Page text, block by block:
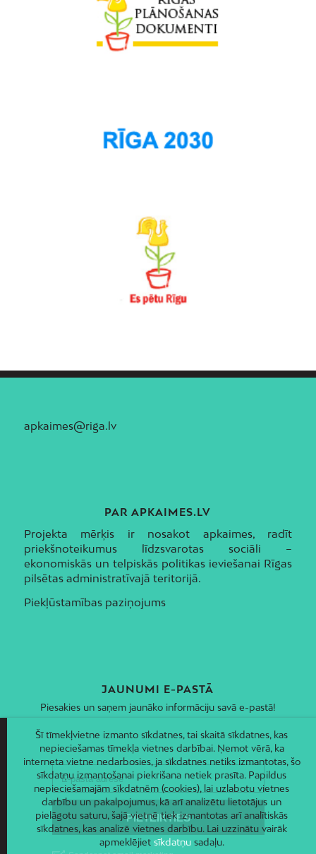
apkaimes@riga.lv
PAR APKAIMES.LV
Projekta mērķis ir nosakot apkaimes, radīt
priekšnoteikumus līdzsvarotas sociāli –
ekonomiskās un telpiskās politikas ieviešanai Rīgas
pilsētas administratīvajā teritorijā.
Piekļūstamības paziņojums
JAUNUMI E-PASTĀ
Piesakies un saņem jaunāko informāciju savā e-pastā!
Šī tīmekļvietne izmanto sīkdatnes, tai skaitā sīkdatnes, kas
nepieciešamas tīmekļa vietnes darbībai. Ņemot vērā, ka
interneta vietne nedarbosies, ja sīkdatnes netiks izmantotas, šo
sīkdatņu izmantošanai piekrišana netiek prasīta. Papildus
nepieciešamajām sīkdatnēm (cookies), lai uzlabotu vietnes
darbību un pakalpojumus, kā arī analizētu lietotājus un
pielāgotu saturu, šajā vietnē tiek izmantotas arī analītiskās
sīkdatnes, kas analizē vietnes darbību. Lai uzzinātu vairāk
apmeklējiet sīkdatņusadaļu.